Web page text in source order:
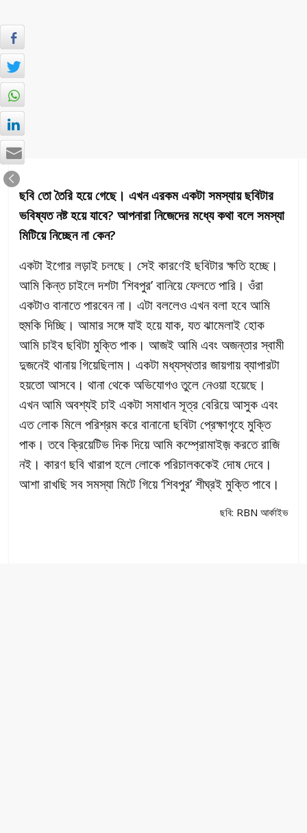
ছবি তো তৈরি হয়ে গেছে। এখন এরকম একটা সমস্যায় ছবিটার
ভবিষ্যত নষ্ট হয়ে যাবে? আপনারা নিজেদের মধ্যে কথা বলে সমস্যা
মিটিয়ে নিচ্ছেন না কেন?
একটা ইগোর লড়াই চলছে। সেই কারণেই ছবিটার ক্ষতি হচ্ছে।
আমি কিন্ত চাইলে দশটা ‘শিবপুর’ বানিয়ে ফেলতে পারি। ওঁরা
একটাও বানাতে পারবেন না। এটা বললেও এখন বলা হবে আমি
হুমকি দিচ্ছি। আমার সঙ্গে যাই হয়ে যাক, যত ঝামেলাই হোক
আমি চাইব ছবিটা মুক্তি পাক। আজই আমি এবং অজন্তার স্বামী
দুজনেই থানায় গিয়েছিলাম। একটা মধ্যস্থতার জায়গায় ব্যাপারটা
হয়তো আসবে। থানা থেকে অভিযোগও তুলে নেওয়া হয়েছে।
এখন আমি অবশ্যই চাই একটা সমাধান সূত্র বেরিয়ে আসুক এবং
এত লোক মিলে পরিশ্রম করে বানানো ছবিটা প্রেক্ষাগৃহে মুক্তি
পাক। তবে ক্রিয়েটিভ দিক দিয়ে আমি কম্প্রোমাইজ় করতে রাজি
নই। কারণ ছবি খারাপ হলে লোকে পরিচালককেই দোষ দেবে।
আশা রাখছি সব সমস্যা মিটে গিয়ে ‘শিবপুর’ শীঘ্রই মুক্তি পাবে।
ছবি: RBN আর্কাইভ